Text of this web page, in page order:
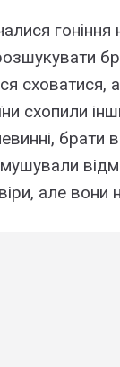
гоніння
сховатися,
схопили
брати
але вони